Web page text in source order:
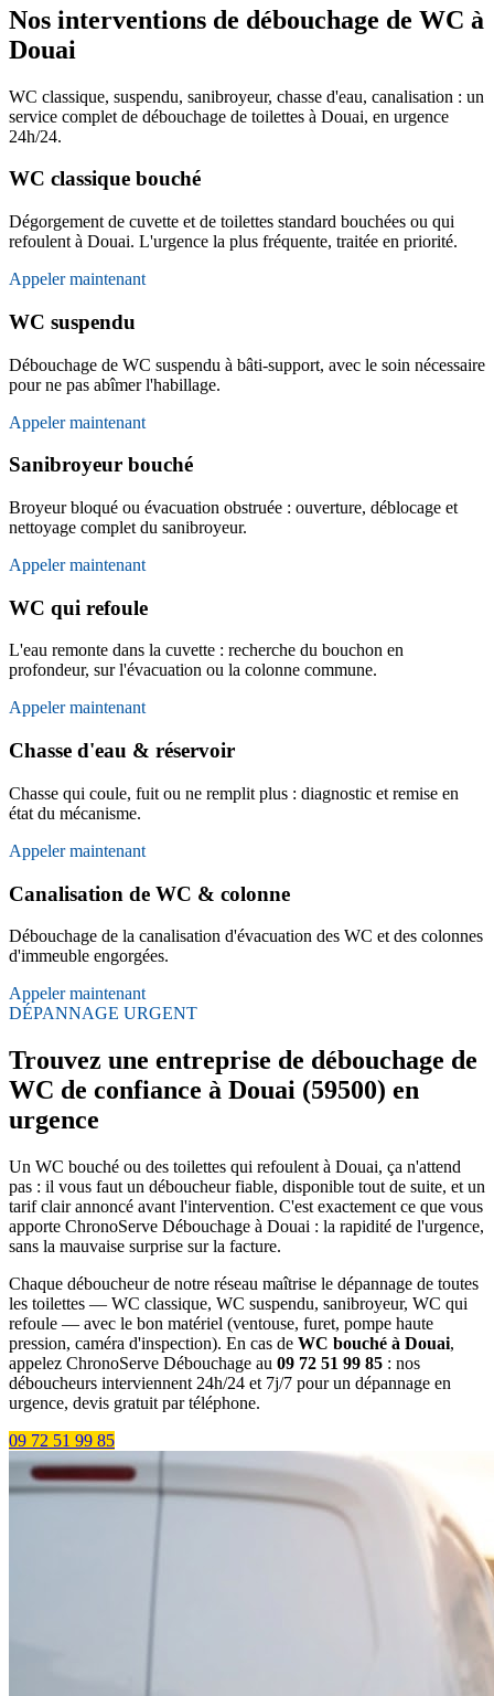
Nos interventions de débouchage de WC à
Douai
WC classique, suspendu, sanibroyeur, chasse d'eau, canalisation : un
service complet de débouchage de toilettes à Douai, en urgence
24h/24.
WC classique bouché
Dégorgement de cuvette et de toilettes standard bouchées ou qui
refoulent à Douai. L'urgence la plus fréquente, traitée en priorité.
Appeler maintenant
WC suspendu
Débouchage de WC suspendu à bâti-support, avec le soin nécessaire
pour ne pas abîmer l'habillage.
Appeler maintenant
Sanibroyeur bouché
Broyeur bloqué ou évacuation obstruée : ouverture, déblocage et
nettoyage complet du sanibroyeur.
Appeler maintenant
WC qui refoule
L'eau remonte dans la cuvette : recherche du bouchon en
profondeur, sur l'évacuation ou la colonne commune.
Appeler maintenant
Chasse d'eau & réservoir
Chasse qui coule, fuit ou ne remplit plus : diagnostic et remise en
état du mécanisme.
Appeler maintenant
Canalisation de WC & colonne
Débouchage de la canalisation d'évacuation des WC et des colonnes
d'immeuble engorgées.
Appeler maintenant
DÉPANNAGE URGENT
Trouvez une entreprise de débouchage de
WC de confiance à Douai (59500) en
urgence
Un WC bouché ou des toilettes qui refoulent à Douai, ça n'attend
pas : il vous faut un déboucheur fiable, disponible tout de suite, et un
tarif clair annoncé avant l'intervention. C'est exactement ce que vous
apporte ChronoServe Débouchage à Douai : la rapidité de l'urgence,
sans la mauvaise surprise sur la facture.
Chaque déboucheur de notre réseau maîtrise le dépannage de toutes
les toilettes — WC classique, WC suspendu, sanibroyeur, WC qui
refoule — avec le bon matériel (ventouse, furet, pompe haute
pression, caméra d'inspection). En cas de WC bouché à Douai,
appelez ChronoServe Débouchage au 09 72 51 99 85 : nos
déboucheurs interviennent 24h/24 et 7j/7 pour un dépannage en
urgence, devis gratuit par téléphone.
09 72 51 99 85